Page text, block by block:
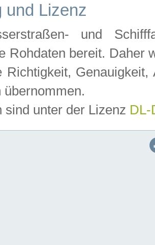
und Lizenz
und
Rohdaten bereit. Daher
Richtigkeit,
übernommen.
sind unter der Lizenz